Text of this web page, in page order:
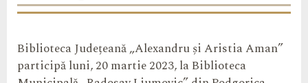
Biblioteca Județeană „Alexandru și Aristia Aman”
participă luni, 20 martie 2023, la Biblioteca